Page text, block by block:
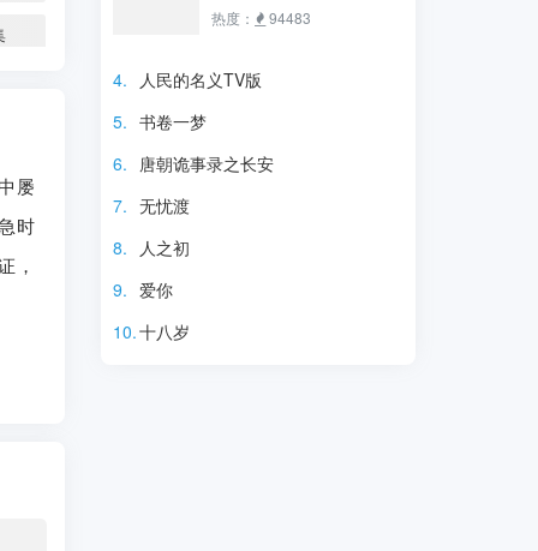
屡
时
，
佳璇 刘荫 汪晴 战菁一 李宜
Guo 杨紫嫣 秦一铭 王文杰 斓
平 李天柱 赵秦 郭子豪 康福
沙瓦尼查功 Punn
晨浩宇 Gunkul Suwichak
热度： 94483
4.
人民的名义TV版
5. 书卷一梦
6. 唐朝诡事录之长安
7. 无忧渡
8.
人之初
9. 爱你
10.十八岁